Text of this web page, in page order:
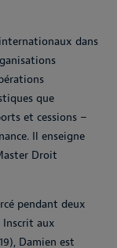
dans
que
et cessions –
Il enseigne
Droit
pendant deux
Inscrit aux
Damien est